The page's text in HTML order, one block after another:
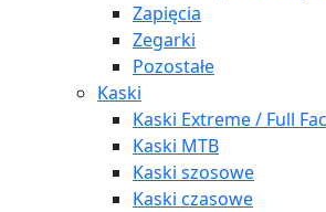
Zapięcia
Zegarki
Pozostałe
Kaski
Kaski Extreme / Full
Kaski MTB
Kaski szosowe
Kaski czasowe